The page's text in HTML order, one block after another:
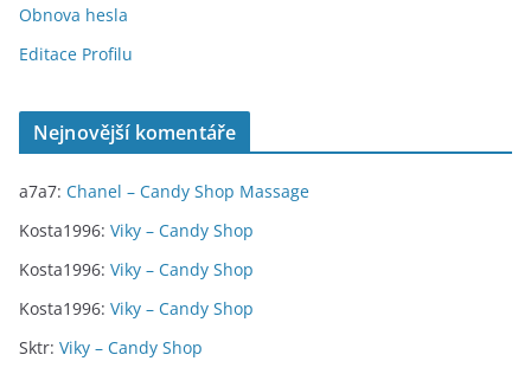
Obnova hesla
Editace Profilu
Nejnovější komentáře
a7a7: Chanel – Candy Shop Massage
Kosta1996: Viky – Candy Shop
Kosta1996: Viky – Candy Shop
Kosta1996: Viky – Candy Shop
Sktr: Viky – Candy Shop